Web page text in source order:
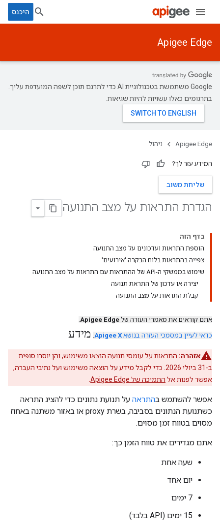
היכנס
Apigee Edge
‫Google משתמשת בטכנולוגיית AI כדי לתרגם תוכן לשפה המועדפת עליך.
בתרגומים כאלו עשויות להיות שגיאות.
Apigee Edge ניהול
המידע עזר לך?
שליחת משוב
הגדרת התראות על מצב התנועה
בדף הזה
הוספת התראות ועדכונים על מצב התנועה
צפייה בהתראות בלוח הבקרה 'אירועים'
שימוש בממשקי ה-API של ההתראות עם התראות על מצב התנועה
יצירה או עדכון של התראת תנועה
קבלת התראות על מצב התנועה
אתם קוראים את מאמרי העזרה של Apigee Edge
.
כדאי לעיין במסמכי העזרה בנושא Apigee X
. מידע
אזהרה: התראות על עומסי תנועה הוצאו משימוש, והן יוסרו סופית
ב-31 ביולי 2026. כדי לקבל מידע על הוצאה משימוש ועל נתיבי העברה,
אפשר לפנות אל התמיכה של Apigee Edge
אפשר להשתמש בהתראה על תנועת נתונים כדי להציג התראה
כשתנועת הנתונים בסביבה, בשרת proxy או באזור משתנה באחוז
מסוים בטווח זמן מסוים.
אתם מגדירים את טווח הזמן כך:
שעה אחת
יום אחד
7 ימים
‫15 ימים (API בלבד)